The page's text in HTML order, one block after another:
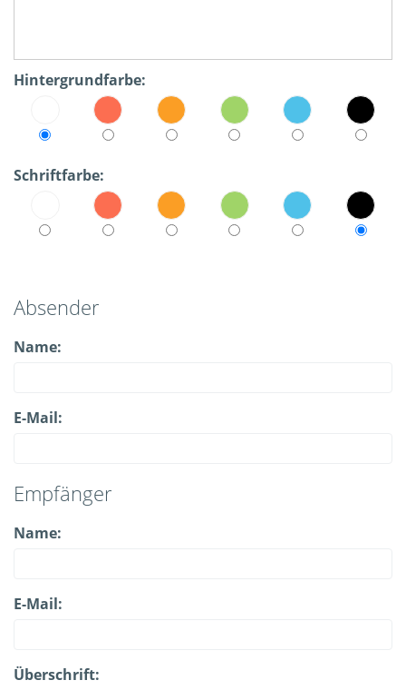
Hintergrundfarbe:
Schriftfarbe:
Absender
Name:
E-Mail:
Empfänger
Name:
E-Mail:
Überschrift: